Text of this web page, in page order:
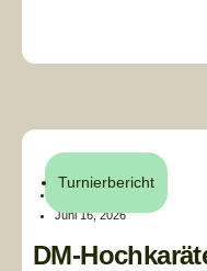
Turnierbericht
Juni 16, 2026
DM-